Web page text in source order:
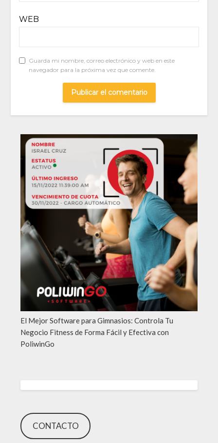
WEB
Guarda mi nombre, correo electrónico y web en este
navegador para la próxima vez que comente.
El Mejor Software para Gimnasios: Controla Tu
Negocio Fitness de Forma Fácil y Efectiva con
PoliwinGo
CONTACTO